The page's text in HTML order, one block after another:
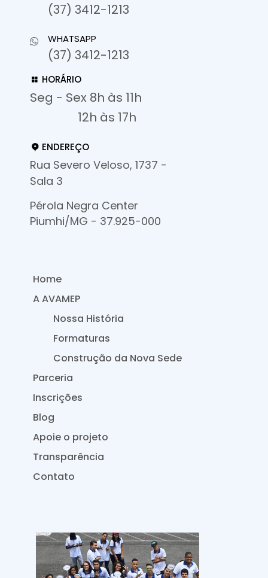
(37) 3412-1213
WHATSAPP
(37) 3412-1213
HORÁRIO
Seg - Sex 8h às 11h
12h às 17h
ENDEREÇO
Rua Severo Veloso, 1737 -
Sala 3
Pérola Negra Center
Piumhi/MG - 37.925-000
Home
A AVAMEP
Nossa História
Formaturas
Construção da Nova Sede
Parceria
Inscrições
Blog
Apoie o projeto
Transparência
Contato